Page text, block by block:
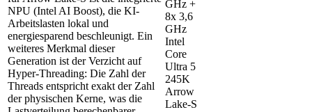
NPU (Intel AI Boost), die KI-
Arbeitslasten lokal und
energiesparend beschleunigt. Ein
weiteres Merkmal dieser
Generation ist der Verzicht auf
Hyper-Threading: Die Zahl der
Threads entspricht exakt der Zahl
der physischen Kerne, was die
GHz +
8x 3,6
GHz
Intel
Core
Ultra 5
245K
Arrow
Lake-S